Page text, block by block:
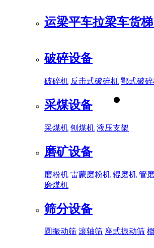
运梁平车拉梁车货
破碎设备
破碎机 反击式破碎机 鄂式破
采煤设备
采煤机 刨煤机 液压支架
磨矿设备
磨粉机 雷蒙磨粉机 辊磨机 管
磨煤机
筛分设备
圆振动筛 滚轴筛 座式振动筛